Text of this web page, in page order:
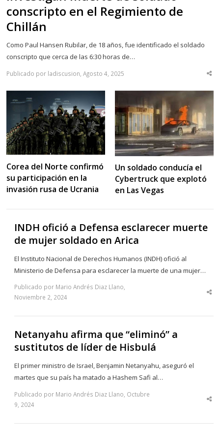
conscripto en el Regimiento de
Chillán
Como Paul Hansen Rubilar, de 18 años, fue identificado el soldado
conscripto que cerca de las 6:30 horas de…
Publicado por ladiscusion, Agosto 4, 2025
Corea del Norte confirmó
su participación en la
invasión rusa de Ucrania
Un soldado conducía el
Cybertruck que explotó
en Las Vegas
INDH ofició a Defensa esclarecer muerte
de mujer soldado en Arica
El Instituto Nacional de Derechos Humanos (INDH) ofició al
Ministerio de Defensa para esclarecer la muerte de una mujer…
Publicado por Mario Andrés Diaz Llano,
Noviembre 2, 2024
Netanyahu afirma que “eliminó” a
sustitutos de líder de Hisbulá
El primer ministro de Israel, Benjamin Netanyahu, aseguró el
martes que su país ha matado a Hashem Safi al…
Publicado por Mario Andrés Diaz Llano, Octubre
9, 2024